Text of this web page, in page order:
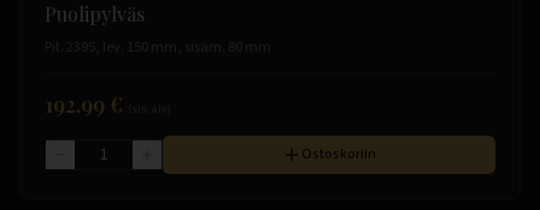
Puolipylväs
Pit. 2395, lev. 150 mm, sisäm. 80 mm
192.99 €
Ostoskoriin